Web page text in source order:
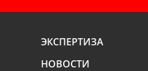
ЭКСПЕРТИЗА
НОВОСТИ